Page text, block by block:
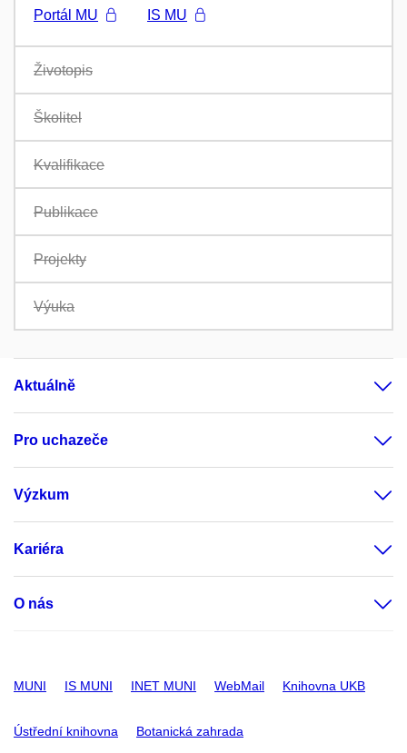
Portál MU
IS MU
Životopis
Školitel
Kvalifikace
Publikace
Projekty
Výuka
Aktuálně
Pro uchazeče
Výzkum
Kariéra
O nás
MUNI IS MUNI INET MUNI WebMail Knihovna UKB
Ústřední knihovna Botanická zahrada